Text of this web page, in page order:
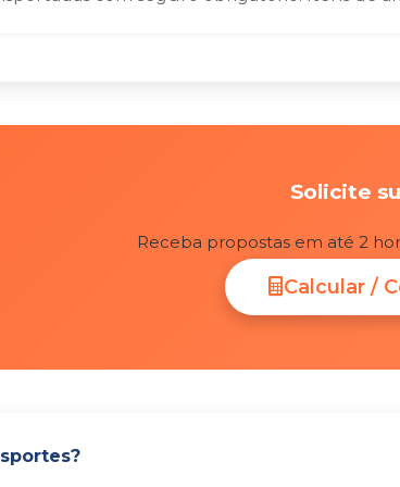
Solicite
Receba propostas em até 2
Calcular /